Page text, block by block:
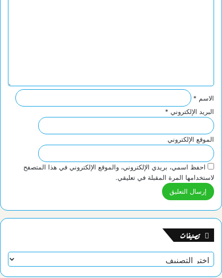
الاسم *
البريد الإلكتروني *
الموقع الإلكتروني
احفظ اسمي، بريدي الإلكتروني، والموقع الإلكتروني في هذا المتصفح
لاستخدامها المرة المقبلة في تعليقي.
تصنيفات
تصنيفات